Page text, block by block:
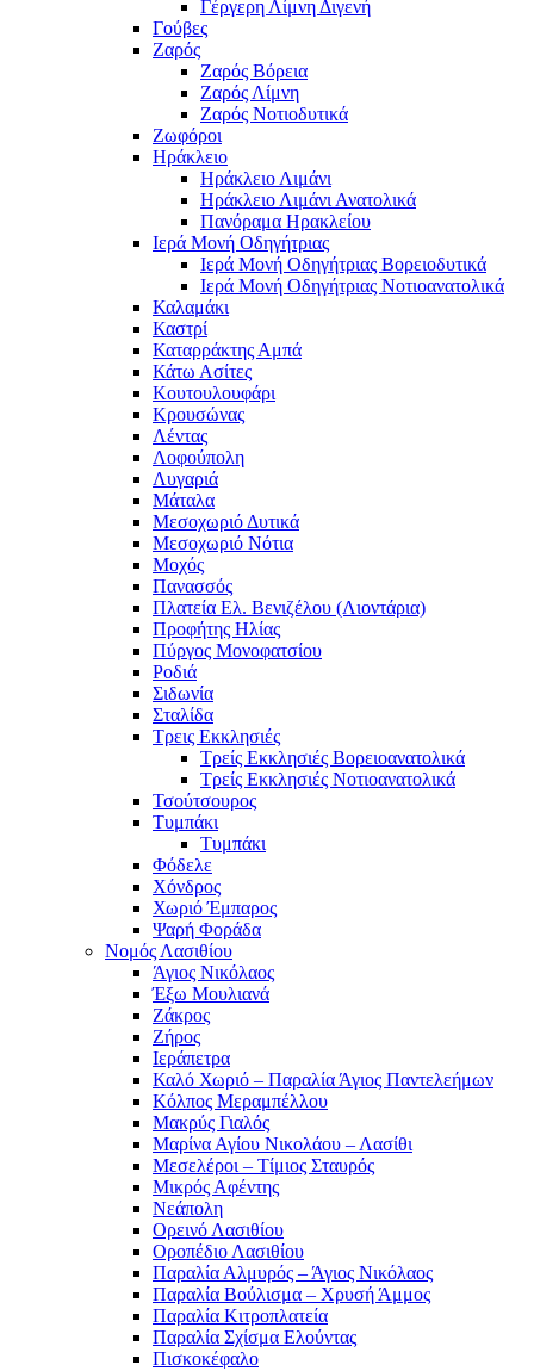
Γέργερη Λίμνη Διγενή
Γούβες
Ζαρός
Ζαρός Βόρεια
Ζαρός Λίμνη
Ζαρός Νοτιοδυτικά
Ζωφόροι
Ηράκλειο
Ηράκλειο Λιμάνι
Ηράκλειο Λιμάνι Ανατολικά
Πανόραμα Ηρακλείου
Ιερά Μονή Οδηγήτριας
Ιερά Μονή Οδηγήτριας Βορειοδυτικά
Ιερά Μονή Οδηγήτριας Νοτιοανατολικά
Καλαμάκι
Καστρί
Καταρράκτης Αμπά
Κάτω Ασίτες
Κουτουλουφάρι
Κρουσώνας
Λέντας
Λοφούπολη
Λυγαριά
Μάταλα
Μεσοχωριό Δυτικά
Μεσοχωριό Νότια
Μοχός
Πανασσός
Πλατεία Ελ. Βενιζέλου (Λιοντάρια)
Προφήτης Ηλίας
Πύργος Μονοφατσίου
Ροδιά
Σιδωνία
Σταλίδα
Τρεις Εκκλησιές
Τρείς Εκκλησιές Βορειοανατολικά
Τρείς Εκκλησιές Νοτιοανατολικά
Τσούτσουρος
Τυμπάκι
Τυμπάκι
Φόδελε
Χόνδρος
Χωριό Έμπαρος
Ψαρή Φοράδα
Νομός Λασιθίου
Άγιος Νικόλαος
Έξω Μουλιανά
Ζάκρος
Ζήρος
Ιεράπετρα
Καλό Χωριό – Παραλία Άγιος Παντελεήμων
Κόλπος Μεραμπέλλου
Μακρύς Γιαλός
Μαρίνα Αγίου Νικολάου – Λασίθι
Μεσελέροι – Τίμιος Σταυρός
Μικρός Αφέντης
Νεάπολη
Ορεινό Λασιθίου
Οροπέδιο Λασιθίου
Παραλία Αλμυρός – Άγιος Νικόλαος
Παραλία Βούλισμα – Χρυσή Άμμος
Παραλία Κιτροπλατεία
Παραλία Σχίσμα Ελούντας
Πισκοκέφαλο